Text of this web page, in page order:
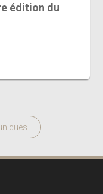
édition du